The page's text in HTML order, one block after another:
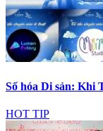
Số hóa Di sản: Khi
HOT TIP